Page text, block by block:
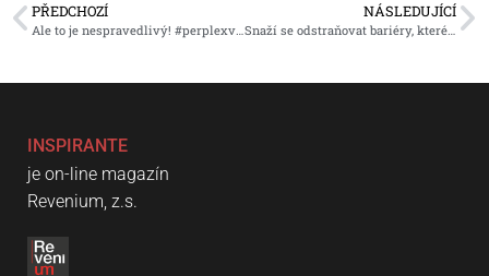
PŘEDCHOZÍ NÁSLEDUJÍCÍ
Snaží se odstraňovat bariéry, které nevidomým zbytečně komplikují život
INSPIRANTE
je on-line magazín
Revenium, z.s.